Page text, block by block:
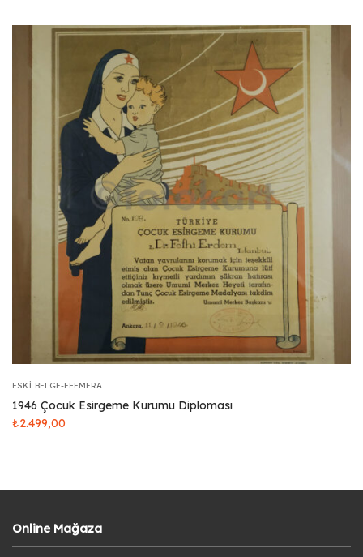
ESKI BELGE-EFEMERA
1946 Çocuk Esirgeme Kurumu Diploması
₺2.499,00
Online Mağaza